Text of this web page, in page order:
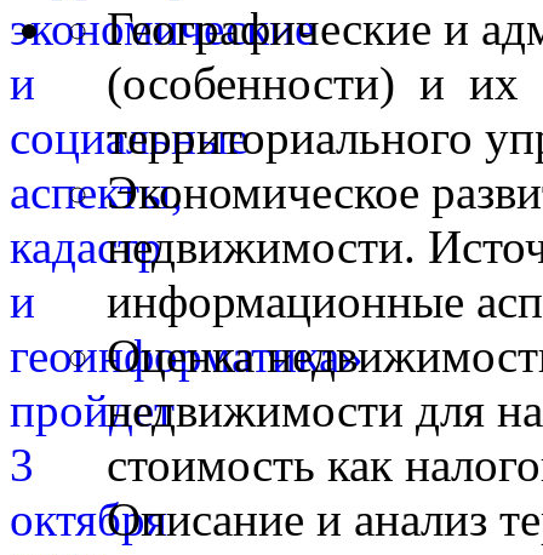
Географические и
(особенности) и их
территориального
Экономическое
недвижимости.
информационные
Оценка
недвижимости для
стоимость как
Описание и анализ